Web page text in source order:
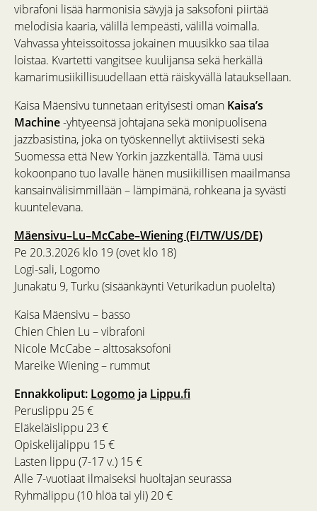
vibrafoni lisää harmonisia sävyjä ja saksofoni piirtää
melodisia kaaria, välillä lempeästi, välillä voimalla.
Vahvassa yhteissoitossa jokainen muusikko saa tilaa
loistaa. Kvartetti vangitsee kuulijansa sekä herkällä
kamarimusiikillisuudellaan että räiskyvällä latauksellaan.
Kaisa Mäensivu tunnetaan erityisesti oman Kaisa’s
Machine-yhtyeensä johtajana sekä monipuolisena
jazzbasistina, joka on työskennellyt aktiivisesti sekä
Suomessa että New Yorkin jazzkentällä. Tämä uusi
kokoonpano tuo lavalle hänen musiikillisen maailmansa
kansainvälisimmillään – lämpimänä, rohkeana ja syvästi
kuuntelevana.
Mäensivu–Lu–McCabe–Wiening (FI/TW/US/DE)
Pe 20.3.2026 klo 19 (ovet klo 18)
Logi-sali, Logomo
Junakatu 9, Turku (sisäänkäynti Veturikadun puolelta)
Kaisa Mäensivu – basso
Chien Chien Lu – vibrafoni
Nicole McCabe – alttosaksofoni
Mareike Wiening – rummut
Ennakkoliput: Logomo ja Lippu.fi
Peruslippu 25 €
Eläkeläislippu 23 €
Opiskelijalippu 15 €
Lasten lippu (7-17 v.) 15 €
Alle 7-vuotiaat ilmaiseksi huoltajan seurassa
Ryhmälippu (10 hlöä tai yli) 20 €